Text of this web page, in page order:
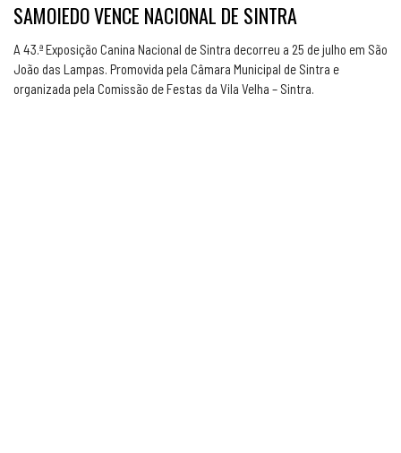
SAMOIEDO VENCE NACIONAL DE SINTRA
A 43.ª Exposição Canina Nacional de Sintra decorreu a 25 de julho em São
João das Lampas. Promovida pela Câmara Municipal de Sintra e
organizada pela Comissão de Festas da Vila Velha – Sintra.